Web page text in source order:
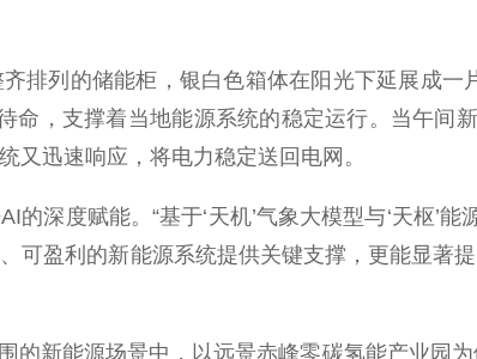
列的储能柜，银白色箱体在阳光下延展成一
命，支撑着当地能源系统的稳定运行。当午间
又迅速响应，将电力稳定送回电网。
度赋能。“基于‘天机’气象大模型与‘天枢’能
可盈利的新能源系统提供关键支撑，更能显著
新能源场景中，以远景赤峰零碳氢能产业园为